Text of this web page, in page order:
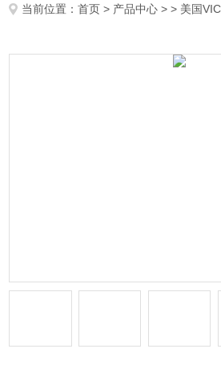
当前位置：首页 > 产品中心 > > 美国